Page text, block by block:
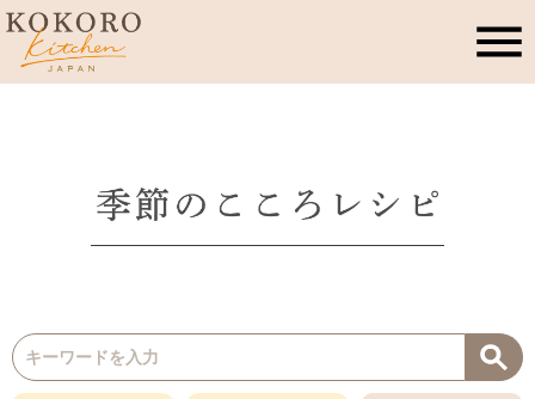
店舗情報
季節のこころレシピ